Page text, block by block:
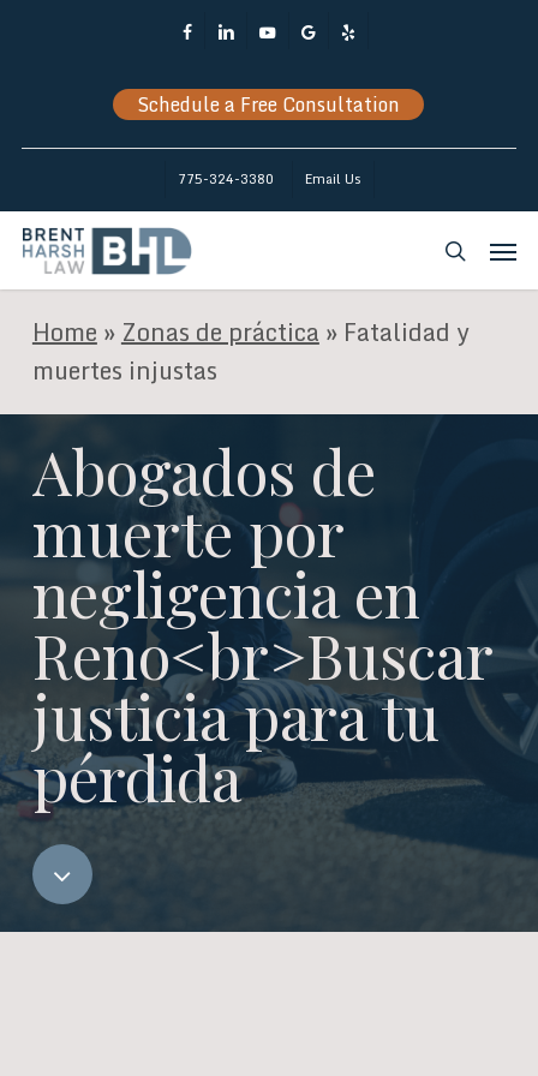
FacebookLinkedinYoutubeGoogle-
Yelp
Schedule a Free Consultation
775-324-3380 Email Us
search
Home»Zonas de práctica» Fatalidad y
muertes injustas
Abogados de
muerte por
negligencia en
Reno<br>Buscar
justicia para tu
pérdida
Navigate
to